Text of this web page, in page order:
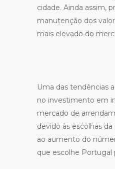
cidade. Ainda assim,
manutenção dos
mais elevado do
Uma das tendências
no investimento em
mercado de
devido às escolhas da
ao aumento do
que escolhe Portugal